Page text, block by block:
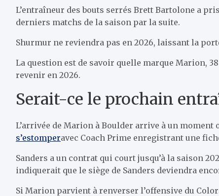
L’entraîneur des bouts serrés Brett Bartolone a
derniers matchs de la saison par la suite.
Shurmur ne reviendra pas en 2026, laissant la
La question est de savoir quelle marque Marion,
revenir en 2026.
Serait-ce le prochain
L’arrivée de Marion à Boulder arrive à un moment
s’estomperavec Coach Prime enregistrant une
Sanders a un contrat qui court jusqu’à la saison
indiquerait que le siège de Sanders deviendra
Si Marion parvient à renverser l’offensive du